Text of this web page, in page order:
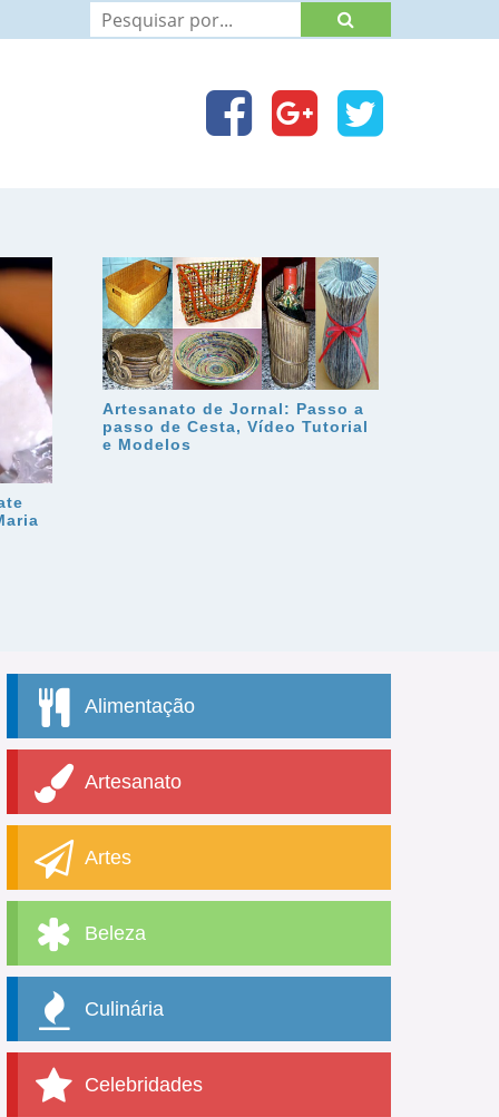
Artesanato de Jornal: Passo a
passo de Cesta, Vídeo Tutorial
e Modelos
Alimentação
Artesanato
Artes
Beleza
Culinária
Celebridades